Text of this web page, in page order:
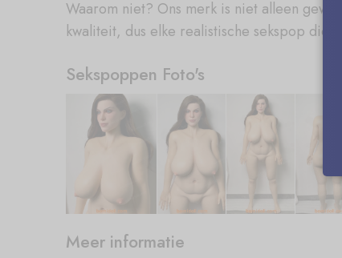
Waarom niet? Ons merk is niet alleen
kwaliteit, dus elke realistische sekspop die
Sekspoppen Foto's
Meer informatie